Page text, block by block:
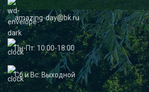
amazing-day@bk.ru
Пн-Пт: 10:00-18:00
Сб и Вс: Выходной